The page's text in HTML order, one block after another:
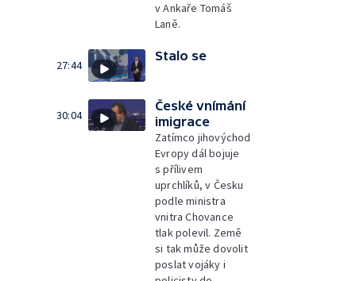
v Ankaře Tomáš
Laně.
27:44
Stalo se
30:04
České vnímání
imigrace
Zatímco jihovýchod
Evropy dál bojuje
s přílivem
uprchlíků, v Česku
podle ministra
vnitra Chovance
tlak polevil. Země
si tak může dovolit
poslat vojáky i